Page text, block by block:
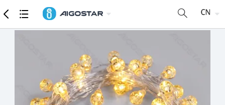
商品 详细参数 推荐